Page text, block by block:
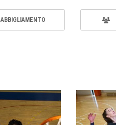
ABBIGLIAMENTO